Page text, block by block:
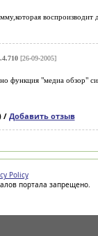
[26-09-2005]
функция "медиа обзор"
/ Добавить отзыв
Policy
портала запрещено.